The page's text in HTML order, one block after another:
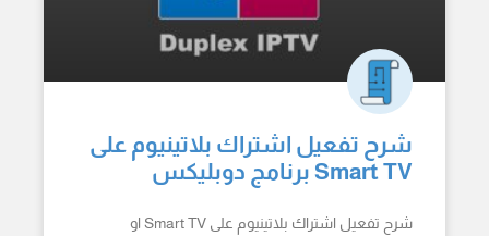
شرح تفعيل اشتراك بلاتينيوم على
Smart TV برنامج دوبليكس
شرح تفعيل اشتراك بلاتينيوم على Smart TV او